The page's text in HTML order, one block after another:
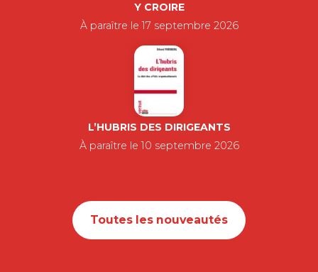
Y CROIRE
À paraître le 17 septembre 2026
L’HUBRIS DES DIRIGEANTS
À paraître le 10 septembre 2026
Toutes les nouveautés